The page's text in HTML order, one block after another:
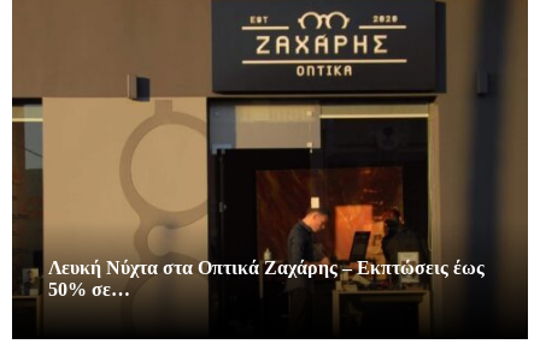
Λευκή Νύχτα στα Οπτικά Ζαχάρης – Εκπτώσεις έως
50% σε…